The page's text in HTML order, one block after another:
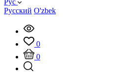
Рус
Русский O'zbek
0
0